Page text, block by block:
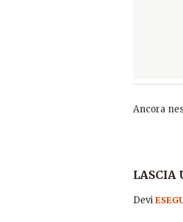
Ancora
LASCIA
Devi